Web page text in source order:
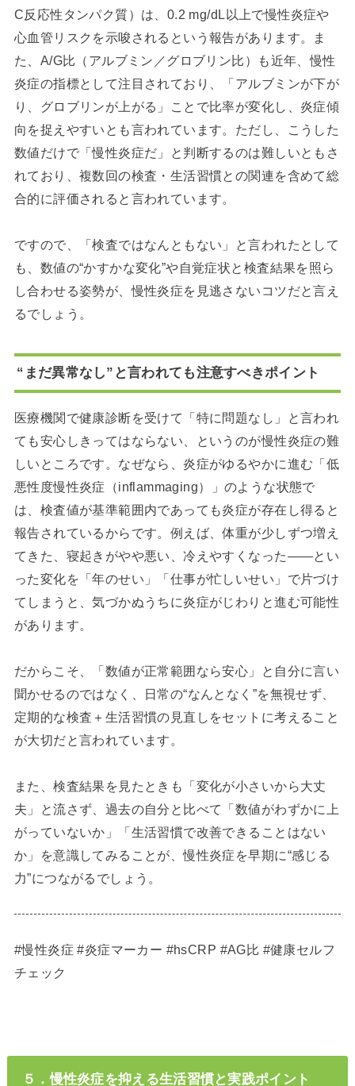
C反応性タンパク質）は、0.2 mg/dL以上で慢性炎症や
心血管リスクを示唆されるという報告があります。ま
た、A/G比（アルブミン／グロブリン比）も近年、慢性
炎症の指標として注目されており、「アルブミンが下が
り、グロブリンが上がる」ことで比率が変化し、炎症傾
向を捉えやすいとも言われています。ただし、こうした
数値だけで「慢性炎症だ」と判断するのは難しいともさ
れており、複数回の検査・生活習慣との関連を含めて総
合的に評価されると言われています。
ですので、「検査ではなんともない」と言われたとして
も、数値の“かすかな変化”や自覚症状と検査結果を照ら
し合わせる姿勢が、慢性炎症を見逃さないコツだと言え
るでしょう。
“まだ異常なし”と言われても注意すべきポイント
医療機関で健康診断を受けて「特に問題なし」と言われ
ても安心しきってはならない、というのが慢性炎症の難
しいところです。なぜなら、炎症がゆるやかに進む「低
悪性度慢性炎症（inflammaging）」のような状態で
は、検査値が基準範囲内であっても炎症が存在し得ると
報告されているからです。例えば、体重が少しずつ増え
てきた、寝起きがやや悪い、冷えやすくなった――とい
った変化を「年のせい」「仕事が忙しいせい」で片づけ
てしまうと、気づかぬうちに炎症がじわりと進む可能性
があります。
だからこそ、「数値が正常範囲なら安心」と自分に言い
聞かせるのではなく、日常の“なんとなく”を無視せず、
定期的な検査＋生活習慣の見直しをセットに考えること
が大切だと言われています。
また、検査結果を見たときも「変化が小さいから大丈
夫」と流さず、過去の自分と比べて「数値がわずかに上
がっていないか」「生活習慣で改善できることはない
か」を意識してみることが、慢性炎症を早期に“感じる
力”につながるでしょう。
#慢性炎症 #炎症マーカー #hsCRP #AG比 #健康セルフ
チェック
５．慢性炎症を抑える生活習慣と実践ポイント